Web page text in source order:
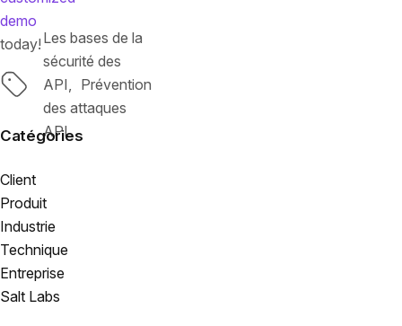
demo
today!
Tags
Les bases de la
sécurité des
API
Prévention
des attaques
API
Catégories
Client
Produit
Industrie
Technique
Entreprise
Salt Labs